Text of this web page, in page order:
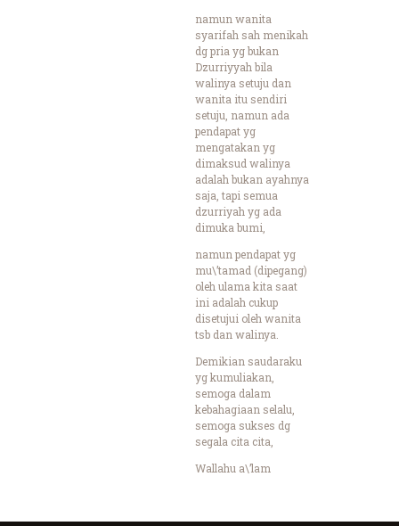
namun wanita
syarifah sah menikah
dg pria yg bukan
Dzurriyyah bila
walinya setuju dan
wanita itu sendiri
setuju, namun ada
pendapat yg
mengatakan yg
dimaksud walinya
adalah bukan ayahnya
saja, tapi semua
dzurriyah yg ada
dimuka bumi,
namun pendapat yg
mu\’tamad (dipegang)
oleh ulama kita saat
ini adalah cukup
disetujui oleh wanita
tsb dan walinya.
Demikian saudaraku
yg kumuliakan,
semoga dalam
kebahagiaan selalu,
semoga sukses dg
segala cita cita,
Wallahu a\’lam